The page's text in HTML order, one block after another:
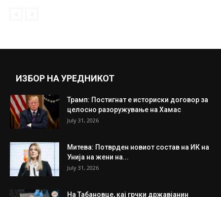
ИЗБОР НА УРЕДНИКОТ
Трамп: Постигнат е историски договор за
целосно разоружување на Хамас
July 31, 2026
Митева: Потврден новиот состав на ИК на
Унија на жени на...
July 31, 2026
На Табановце, кај грчки државјанин